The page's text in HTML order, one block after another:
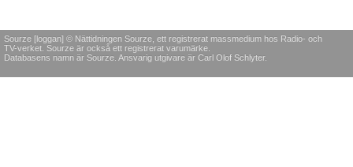
Sourze [loggan] © Nättidningen Sourze, ett registrerat massmedium hos Radio- och
TV-verket. Sourze är också ett registrerat varumärke.
Databasens namn är Sourze. Ansvarig utgivare är Carl Olof Schlyter.